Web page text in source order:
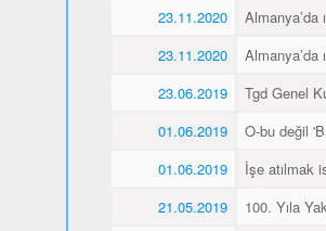
23.11.2020
Almanya’da
23.11.2020
Almanya’da
23.06.2019
Tgd Genel
01.06.2019
O-bu değil
01.06.2019
İşe atılmak
21.05.2019
100. Yıla